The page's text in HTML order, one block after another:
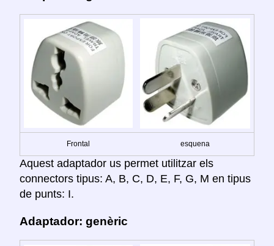
Frontal esquena
Aquest adaptador us permet utilitzar els
connectors tipus: A, B, C, D, E, F, G, M en tipus
de punts: I.
Adaptador: genèric